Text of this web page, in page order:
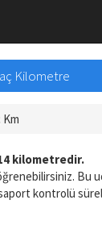
Kilometre
Km
kilometredir.
Bu
kontrolü